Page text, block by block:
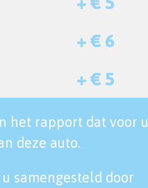
+ € 6
+ € 5
het rapport dat voor u
deze auto.
samengesteld door